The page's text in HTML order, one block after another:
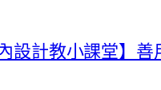
內設計教小課堂】